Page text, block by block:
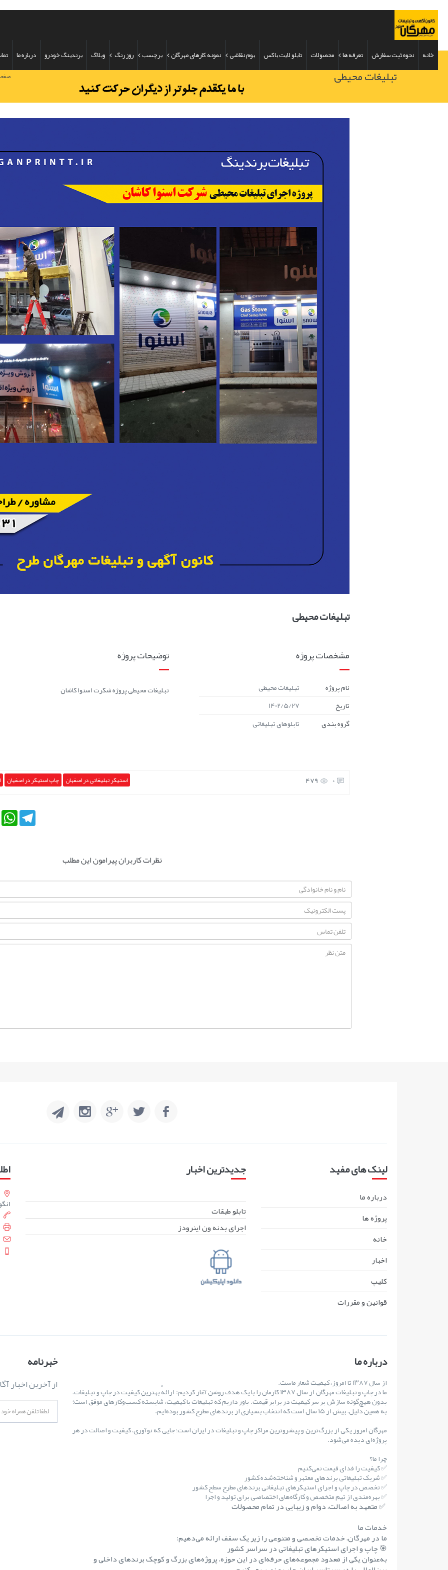
خانه نحوه ثبت سفارش تعرفه ها محصولات تابلو لایت باکس بوم نقاشی نمونه کارهای مهرگان برچسب روز رنگ وبلاگ برندینگ خودرو درباره ما
تبلیغات محیطی
تبلیغات محیطی
توضیحات پروژه
تبلیغات محیطی پروژه شکرت اسنوا کاشان
مشخصات پروژه
نام پروژه
تبلیغات محیطی
تاریخ
1402/5/27
گروه بندی
تابلوهای تبلیغاتی
استیکر تبلیغاتی در اصفهان چاپ استیکر در اصفهان 0
479
Telegram
نظرات کاربران پیرامون این مطلب
لینک های مفید
درباره ما
پروژه ها
خانه
اخبار
کليپ
قوانين و مقررات
جدیدترین اخبار
تابلو طبقات
اجرای بدنه ون اینرودز
درباره ما
از سال ۱۳۸۷ تا امروز، کیفیت شعار ماست.
ما در چاپ و تبلیغات مهرگان از سال ۱۳۸۷ کارمان را با یک هدف روشن آغاز کردیم: ارائهٔ بهترین کیفیت در چاپ و تبلیغات،
بدون هیچ‌گونه سازش بر سر کیفیت در برابر قیمت. باور داریم که تبلیغات با کیفیت، شایستهٔ کسب‌وکارهای موفق است؛
به همین دلیل، بیش از ۱۵ سال است که انتخاب بسیاری از برندهای مطرح کشور بوده‌ایم.
مهرگان امروز یکی از بزرگ‌ترین و پیشروترین مراکز چاپ و تبلیغات در ایران است؛ جایی که نوآوری، کیفیت و اصالت در هر
پروژه‌ای دیده می‌شود.
چرا ما؟
✅ کیفیت را فدای قیمت نمی‌کنیم
✅ شریک تبلیغاتی برندهای معتبر و شناخته‌شده کشور
✅ تخصص در چاپ و اجرای استیکرهای تبلیغاتی برندهای مطرح سطح کشور
✅ بهره‌مندی از تیم متخصص و کارگاه‌های اختصاصی برای تولید و اجرا
✅ متعهد به اصالت، دوام و زیبایی در تمام محصولات
خدمات ما
ما در مهرگان، خدمات تخصصی و متنوعی را زیر یک سقف ارائه می‌دهیم:
🎯 چاپ و اجرای استیکرهای تبلیغاتی در سراسر کشور
به‌عنوان یکی از معدود مجموعه‌های حرفه‌ای در این حوزه، پروژه‌های بزرگ و کوچک برندهای داخلی و
خبرنامه
از آخرین اخبار